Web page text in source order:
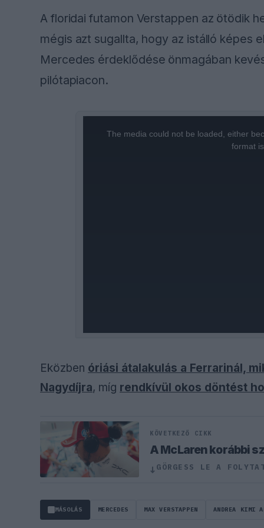
A floridai futamon Verstappen az ötödik
mégis azt sugallta, hogy az istálló képes
Mercedes érdeklődése önmagában
pilótapiacon.
The media could not be loaded, either
format
Eközben óriási átalakulás a Ferrarinál,
Nagydíjra, míg rendkívül okos döntést
KÖVETKEZŐ CIKK
A McLaren korábbi
↓ GÖRGESS LE A
MÁSOLÁS MERCEDES MAX VERSTAPPEN ANDREA KIMI